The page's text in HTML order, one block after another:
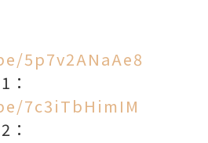
5p7v2ANaAe8
7c3iTbHimIM